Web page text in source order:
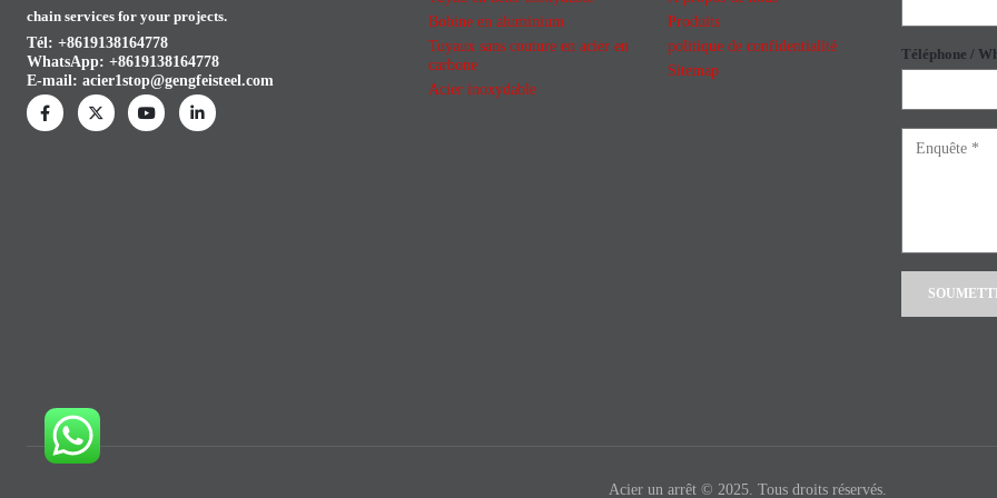
chain services for your projects.
Tél: +8619138164778
WhatsApp: +8619138164778
E-mail: acier1stop@gengfeisteel.com
Bobine en aluminium
Tuyaux sans couture en acier en
carbone
Acier inoxydable
Produits
politique de confidentialité
Sitemap
Téléphone /
Acier un arrêt © 2025. Tous droits réservés.